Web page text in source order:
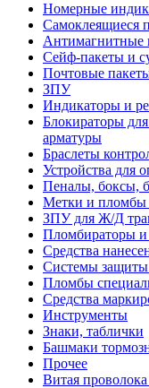
Номерные
Самоклеящиеся
Сейф-пакеты и
Почтовые
ЗПУ
Индикаторы и
Блокираторы
арматуры
Браслеты
Устройства для
Пеналы, боксы,
Метки и пломбы
ЗПУ для Ж/Д
Пломбираторы
Средства
Системы защиты
Пломбы
Средства
Инструменты
Знаки, таблички
Башмаки
Прочее
Витая